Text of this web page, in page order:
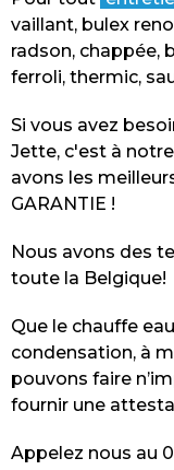
vaillant, bulex
radson, chappée,
ferroli, thermic,
Si vous avez
Jette, c'est à
avons les
GARANTIE !
Nous avons des
toute la Belgique!
Que le chauffe
condensation, à
pouvons faire
fournir une
Appelez nous au